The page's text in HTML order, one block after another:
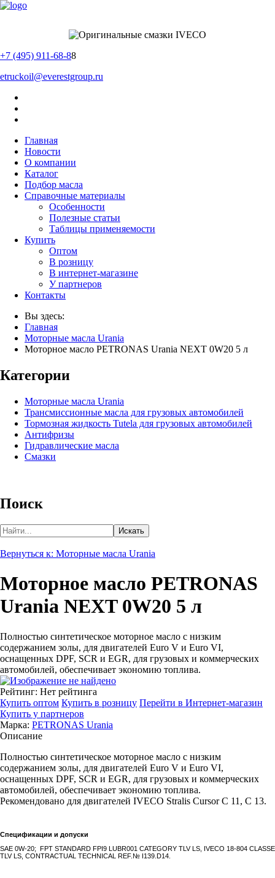
+7 (495) 911-68-88
etruckoil@everestgroup.ru
Главная
Новости
О компании
Каталог
Подбор масла
Справочные материалы
Особенности
Полезные статьи
Таблицы применяемости
Купить
Оптом
В розницу
В интернет-магазине
У партнеров
Контакты
Вы здесь:
Главная
Моторные масла Urania
Моторное масло PETRONAS Urania NEXT 0W20 5 л
Категории
Моторные масла Urania
Трансмиссионные масла для грузовых автомобилей
Тормозная жидкость Tutela для грузовых автомобилей
Антифризы
Гидравлические масла
Смазки
Поиск
Вернуться к: Моторные масла Urania
Моторное масло PETRONAS
Urania NEXT 0W20 5 л
Полностью синтетическое моторное масло с низким
содержанием золы, для двигателей Euro V и Euro VI,
оснащенных DPF, SCR и EGR, для грузовых и коммерческих
автомобилей, обеспечивает экономию топлива.
Рейтинг: Нет рейтинга
Купить оптом Купить в розницу Перейти в Интернет-магазин
Купить у партнеров
Марка: PETRONAS Urania
Описание
Полностью синтетическое моторное масло с низким
содержанием золы, для двигателей Euro V и Euro VI,
оснащенных DPF, SCR и EGR, для грузовых и коммерческих
автомобилей, обеспечивает экономию топлива.
Рекомендовано для двигателей IVECO Stralis Cursor C 11, С 13.
Спецификации и допуски
SAE 0W-20; FPT STANDARD FPI9 LUBR001 CATEGORY TLV LS, IVECO 18-804 CLASSE
TLV LS, CONTRACTUAL TECHNICAL REF.№ I139.D14.